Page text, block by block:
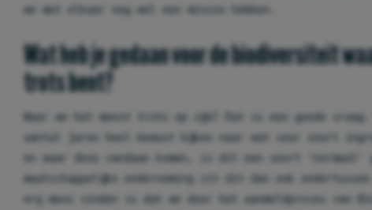
we met elkaar nog wel een missie hebben.
Wat heb je gedaan voor de biodiversiteit
trots bent?
Waar we het meest trots op zijn? Dat is een goede
aantal jaren heel bewust kijken naar wat voor soort
en waar deze vandaan komen, is dit een soort ‘normaal’
maatschappelijke onderneming zit dit dan ook ondertussen
erg mooi vinden is dat we door het aanmeldproces van